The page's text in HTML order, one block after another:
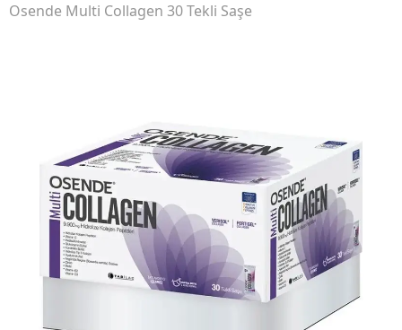
Osende Multi Collagen 30 Tekli Saşe